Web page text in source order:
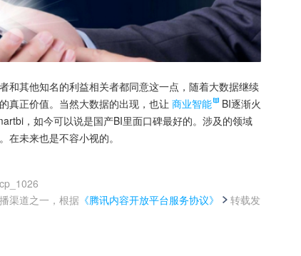
和其他知名的利益相关者都同意这一点，随着大数据继续
真正价值。当然大数据的出现，也让 商业智能
BI逐渐火
，如今可以说是国产BI里面口碑最好的。涉及的领域
未来也是不容小视的。
渠道之一，根据 《腾讯内容开放平台服务协议》
转载发